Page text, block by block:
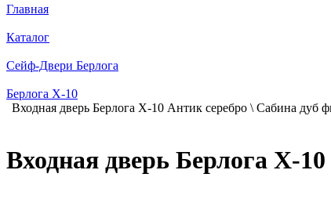
Главная
Каталог
Сейф-Двери Берлога
Берлога X-10
Входная дверь Берлога Х-10 Антик серебро \ Сабина дуб
Входная дверь Берлога Х-